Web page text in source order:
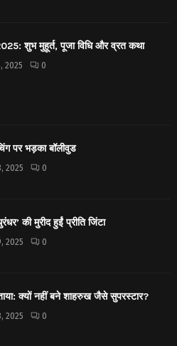
शुभ मुहूर्त, पूजा विधि और व्रत कथा
2025 0
पर भड़का बॉलीवुड
2025 0
की मुरीद हुईं प्रीति जिंटा
2025 0
क्यों नहीं बने शाहरुख जैसे सुपरस्टार?
2025 0